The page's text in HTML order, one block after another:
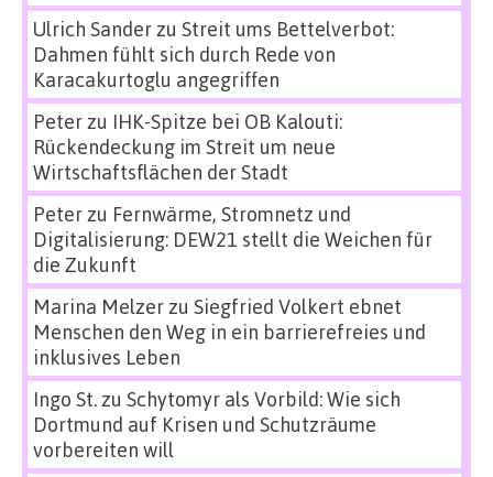
Ulrich Sanderzu Streit ums Bettelverbot:
Dahmen fühlt sich durch Rede von
Karacakurtoglu angegriffen
Peterzu IHK-Spitze bei OB Kalouti:
Rückendeckung im Streit um neue
Wirtschaftsflächen der Stadt
Peterzu Fernwärme, Stromnetz und
Digitalisierung: DEW21 stellt die Weichen für
die Zukunft
Marina Melzerzu Siegfried Volkert ebnet
Menschen den Weg in ein barrierefreies und
inklusives Leben
Ingo St.zu Schytomyr als Vorbild: Wie sich
Dortmund auf Krisen und Schutzräume
vorbereiten will